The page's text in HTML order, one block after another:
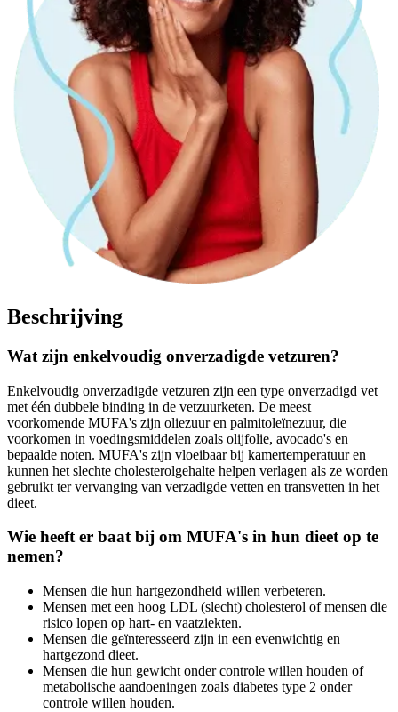
Beschrijving
Wat zijn enkelvoudig onverzadigde vetzuren?
Enkelvoudig onverzadigde vetzuren zijn een type onverzadigd vet
met één dubbele binding in de vetzuurketen. De meest
voorkomende MUFA's zijn oliezuur en palmitoleïnezuur, die
voorkomen in voedingsmiddelen zoals olijfolie, avocado's en
bepaalde noten. MUFA's zijn vloeibaar bij kamertemperatuur en
kunnen het slechte cholesterolgehalte helpen verlagen als ze worden
gebruikt ter vervanging van verzadigde vetten en transvetten in het
dieet.
Wie heeft er baat bij om MUFA's in hun dieet op te
nemen?
Mensen die hun hartgezondheid willen verbeteren.
Mensen met een hoog LDL (slecht) cholesterol of mensen die
risico lopen op hart- en vaatziekten.
Mensen die geïnteresseerd zijn in een evenwichtig en
hartgezond dieet.
Mensen die hun gewicht onder controle willen houden of
metabolische aandoeningen zoals diabetes type 2 onder
controle willen houden.